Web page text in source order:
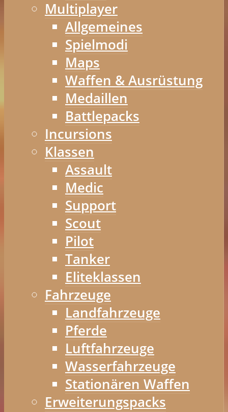
Multiplayer
Allgemeines
Spielmodi
Maps
Waffen & Ausrüstung
Medaillen
Battlepacks
Incursions
Klassen
Assault
Medic
Support
Scout
Pilot
Tanker
Eliteklassen
Fahrzeuge
Landfahrzeuge
Pferde
Luftfahrzeuge
Wasserfahrzeuge
Stationären Waffen
Erweiterungspacks